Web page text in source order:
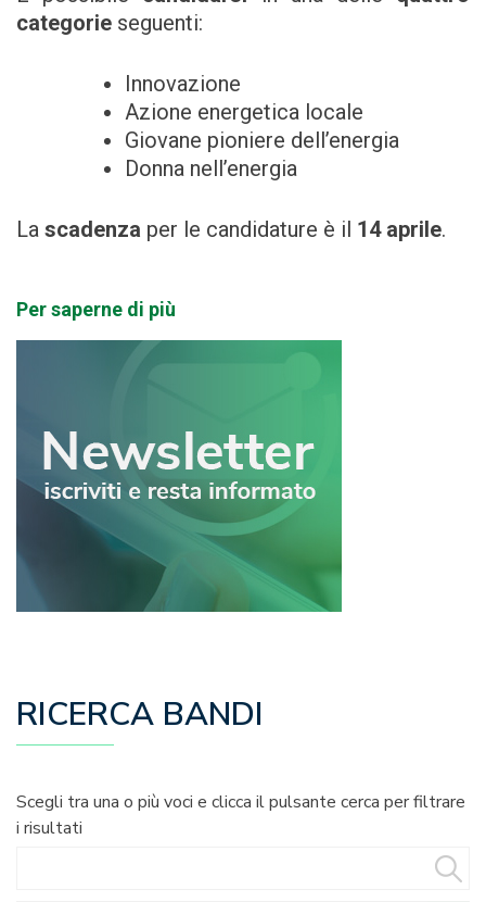
categorie seguenti:
Innovazione
Azione energetica locale
Giovane pioniere dell’energia
Donna nell’energia
La scadenza per le candidature è il 14 aprile.
Per saperne di più
RICERCA BANDI
Scegli tra una o più voci e clicca il pulsante cerca per filtrare
i risultati